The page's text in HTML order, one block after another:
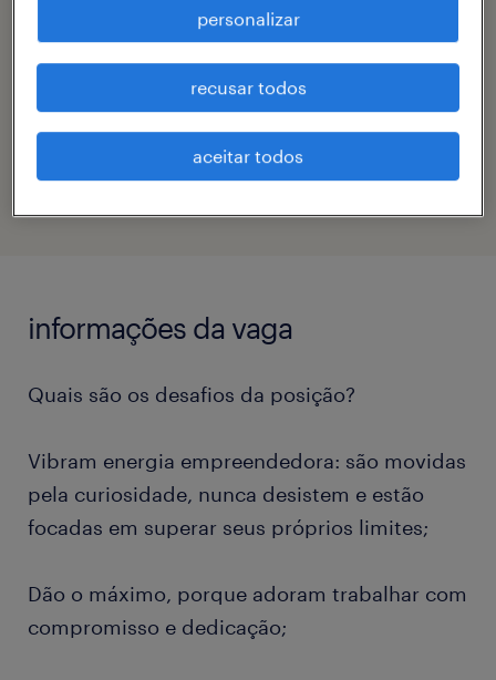
contato
pamela carvalho
código da vaga
eTalent_JP-182953
informações da vaga
Quais são os desafios da posição?
Vibram energia empreendedora: são movidas
pela curiosidade, nunca desistem e estão
focadas em superar seus próprios limites;
Dão o máximo, porque adoram trabalhar com
compromisso e dedicação;
personalizar
recusar todos
aceitar todos